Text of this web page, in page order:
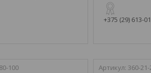
+375 (29) 613-
100 360-